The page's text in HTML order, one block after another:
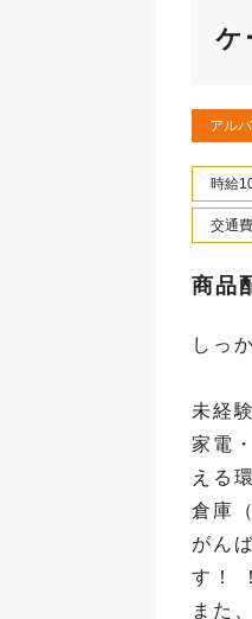
ケ
アル
時給
交通
商品
しっ
未経
家電
える
倉庫
がん
す！ ！
また